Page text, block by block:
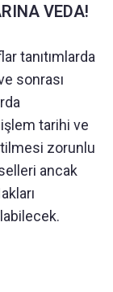
VEDA!
tanıtımlarda
sonrası
tarihi ve
zorunlu
ancak